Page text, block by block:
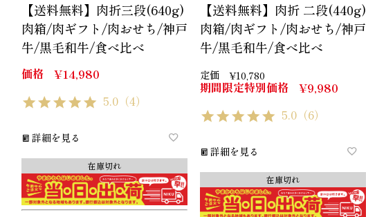
【送料無料】肉折三段(640g)
肉箱/肉ギフト/肉おせち/神戸
牛/黒毛和牛/食べ比べ
価格 ¥14,980
5.0 （4）
詳細を見る
在庫切れ
【送料無料】肉折 二段(440g)
肉箱/肉ギフト/肉おせち/神戸
牛/黒毛和牛/食べ比べ
定価 ¥10,780
期間限定特別価格 ¥9,980
5.0 （6）
詳細を見る
在庫切れ